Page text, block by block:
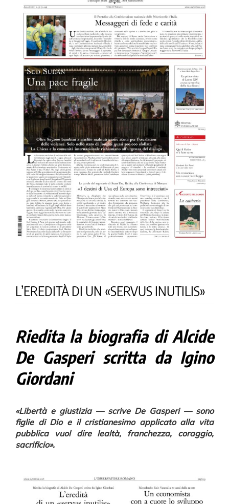
notizie
L’EREDITÀ DI UN «SERVUS INUTILIS»
Riedita la biografia di Alcide
De Gasperi scritta da Igino
Giordani
«Libertà e giustizia — scrive De Gasperi — sono
figlie di Dio e il cristianesimo applicato alla vita
pubblica vuol dire lealtà, franchezza, coraggio,
sacrificio».